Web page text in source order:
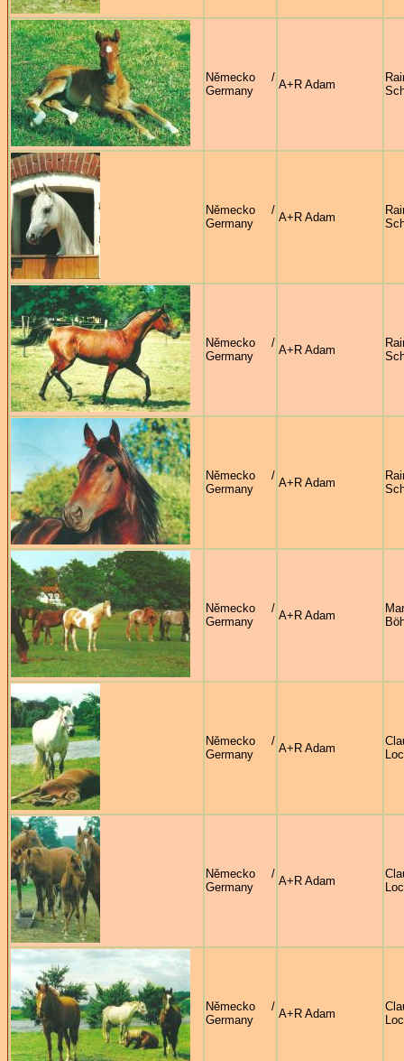
Německo /
Germany
A+R Adam
Německo /
Germany
A+R Adam
Německo /
Germany
A+R Adam
Německo /
Germany
A+R Adam
Německo /
Germany
A+R Adam
Německo /
Germany
A+R Adam
Německo /
Germany
A+R Adam
Německo /
Germany
A+R Adam